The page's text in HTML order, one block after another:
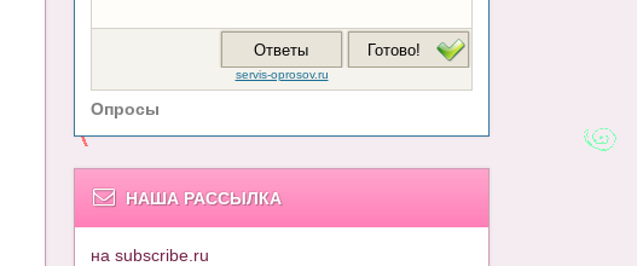
Опросы
НАША РАССЫЛКА
на subscribe.ru